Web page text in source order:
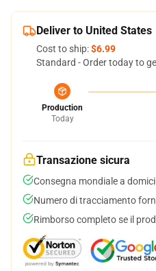
Deliver to United States
Cost to ship:$6.99
Standard - Order today to
Production
Today
Transazione sicura
Consegna mondiale a
Numero di tracciamento
Rimborso completo se il